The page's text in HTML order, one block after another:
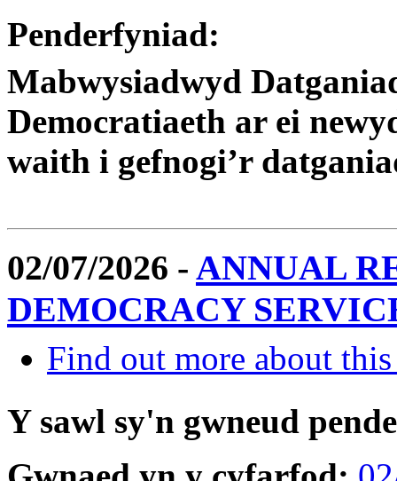
Penderfyniad:
Mabwysiadwyd
Democratiaeth ar ei
waith i gefnogi’r
02/07/2026 - ANNUAL
DEMOCRACY
Find out more about
Y sawl sy'n gwneud